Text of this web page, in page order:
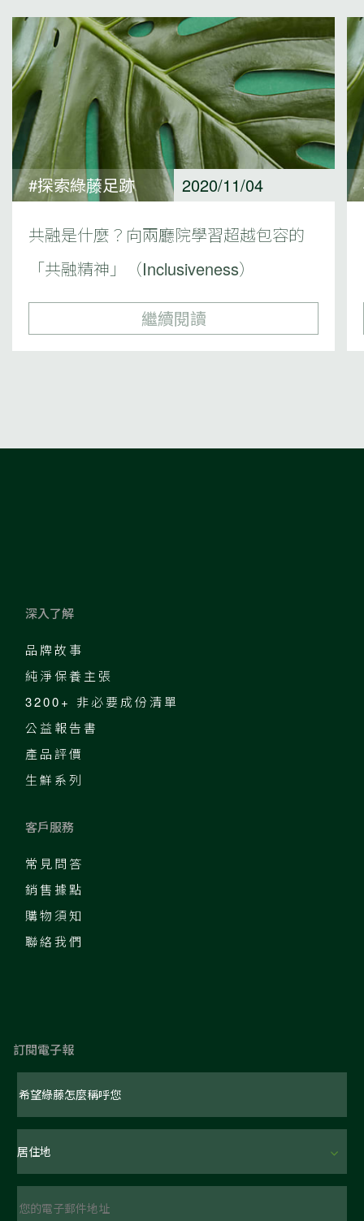
#探索綠藤足跡 2020/11/04
共融是什麼？向兩廳院學習超越包容的
「共融精神」（Inclusiveness）
繼續閱讀
深入了解
品牌故事
純淨保養主張
3200+ 非必要成份清單
公益報告書
產品評價
生鮮系列
客戶服務
常見問答
銷售據點
購物須知
聯絡我們
訂閱電子報